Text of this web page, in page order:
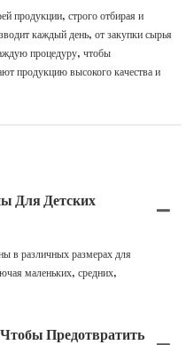
продукции, строго отбирая и
каждый день, от закупки сырья
процедуру, чтобы
продукцию высокого качества и
Для Детских
в различных размерах для
маленьких, средних,
Предотвратить